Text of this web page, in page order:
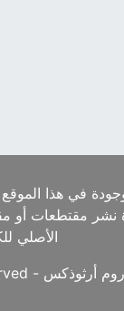
في هذا
نشر مقتطعات أو
الأصلي
روم أرثوذكس - Copyright © 2021 - All rights reserved